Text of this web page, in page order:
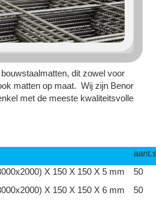
dit zowel voor
matten op maat. Wij zijn Benor
met de meeste kwaliteitsvolle
X 150 X 150 X 5 mm
50
X 150 X 150 X 6 mm
50